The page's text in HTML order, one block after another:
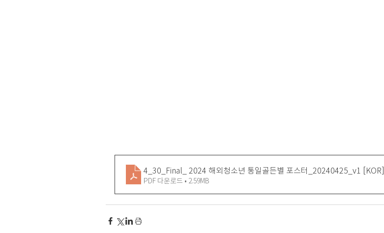
4_30_Final_ 2024 해외청소년 통일골든벨 포스터_20240425_v1 [KOR]
PDF 다운로드 • 2.59MB